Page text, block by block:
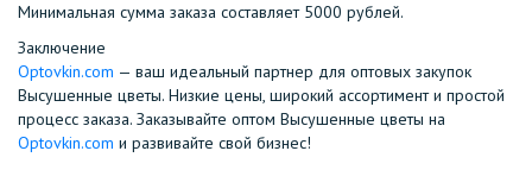
Минимальная сумма заказа составляет 5000 рублей.
Заключение
Optovkin.com — ваш идеальный партнер для оптовых закупок
Высушенные цветы. Низкие цены, широкий ассортимент и простой
процесс заказа. Заказывайте оптом Высушенные цветы на
Optovkin.com и развивайте свой бизнес!